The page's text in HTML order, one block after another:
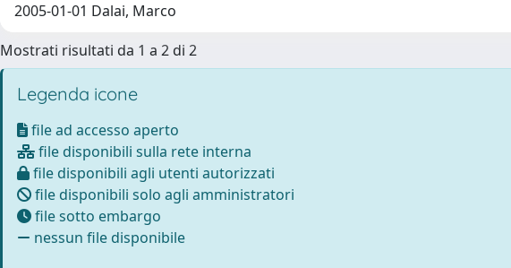
2005-01-01 Dalai, Marco
Mostrati risultati da 1 a 2 di 2
Legenda icone
file ad accesso aperto
file disponibili sulla rete interna
file disponibili agli utenti autorizzati
file disponibili solo agli amministratori
file sotto embargo
nessun file disponibile